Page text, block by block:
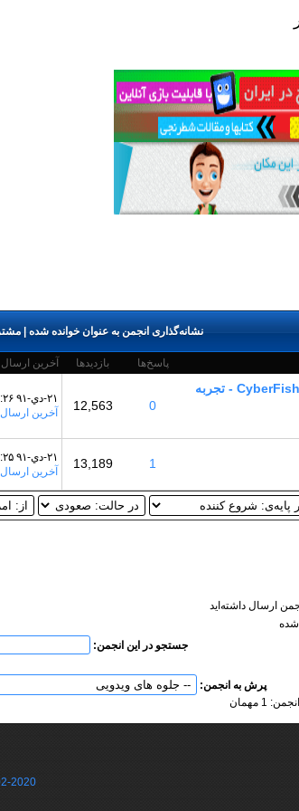
نشانه‌گذاری انجمن به عنوان خوانده شده
پاسخ‌ها بازدید‌ها آخرین ارسال
دانلود CyberFish 3D ScreenSaver v1.0 - تجربه
0
12,563
۲۱-دي-۹۱ ۱۰:۲۶ صبح
آخرین ارسال
1
13,189
۲۱-دي-۹۱ ۱۰:۲۵ صبح
آخرین ارسال
ارسال داشته‌اید
جستجو در این انجمن:
پرش به انجمن:
1 مهمان
2020